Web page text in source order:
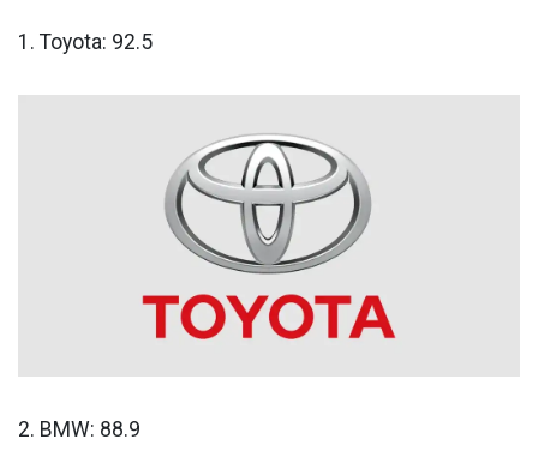
1. Toyota: 92.5
2. BMW: 88.9